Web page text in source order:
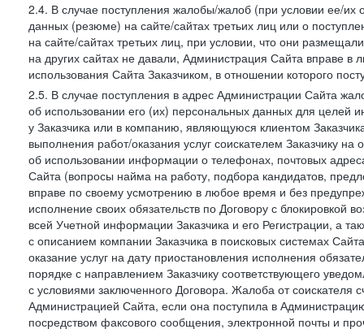
2.4. В случае поступления жалобы/жалоб (при условии ее/их
данных (резюме) на сайте/сайтах третьих лиц или о
на сайте/сайтах третьих лиц, при условии, что они
на других сайтах не давали, Администрация Сайта вправе в
использования Сайта Заказчиком, в отношении которого
2.5. В случае поступления в адрес Администрации Сайта
об использовании его (их) персональных данных для целей
у Заказчика или в компанию, являющуюся клиентом
выполнения работ/оказания услуг соискателем Заказчику
об использовании информации о телефонах, почтовых
Сайта (вопросы найма на работу, подбора кандидатов,
вправе по своему усмотрению в любое время и без
исполнение своих обязательств по Договору с блокировкой
всей Учетной информации Заказчика и его Регистрации, а
с описанием компании Заказчика в поисковых системах
оказание услуг на дату приостановления исполнения
порядке с направлением Заказчику соответствующего
с условиями заключенного Договора. Жалоба от
Администрацией Сайта, если она поступила в
посредством факсового сообщения, электронной почты и